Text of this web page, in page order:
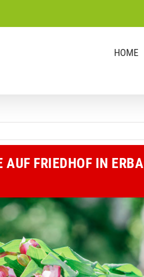
HOME
FRIEDHOF IN